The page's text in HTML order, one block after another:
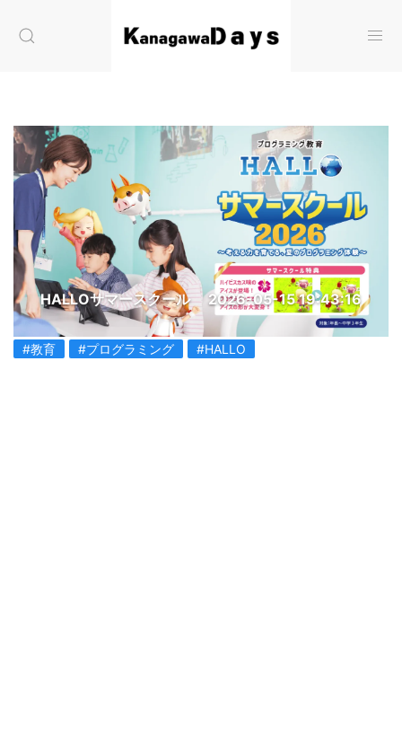
HALLOサマースクール 2026-05-15 19:43:16
#教育 #プログラミング #HALLO